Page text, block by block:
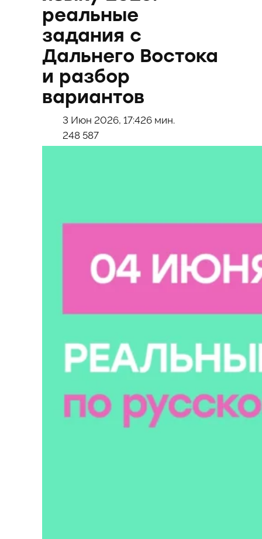
реальные
задания с
Дальнего Востока
и разбор
вариантов
3 Июн 2026, 17:426 мин.
248 587